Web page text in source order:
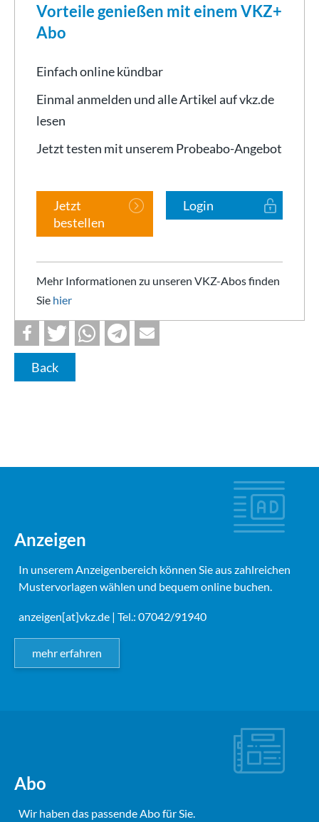
Vorteile genießen mit einem VKZ+
Abo
Einfach online kündbar
Einmal anmelden und alle Artikel auf vkz.de
lesen
Jetzt testen mit unserem Probeabo-Angebot
Jetzt
bestellen
Login
Mehr Informationen zu unseren VKZ-Abos finden
Sie hier
Back
Anzeigen
In unserem Anzeigenbereich können Sie aus zahlreichen
Mustervorlagen wählen und bequem online buchen.
anzeigen[at]vkz.de | Tel.: 07042/91940
mehr erfahren
Abo
Wir haben das passende Abo für Sie.